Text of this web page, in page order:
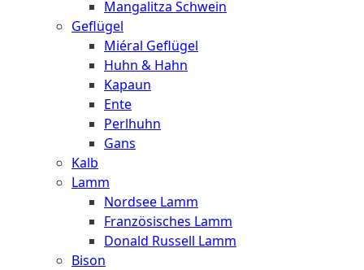
Mangalitza Schwein
Geflügel
Miéral Geflügel
Huhn & Hahn
Kapaun
Ente
Perlhuhn
Gans
Kalb
Lamm
Nordsee Lamm
Französisches Lamm
Donald Russell Lamm
Bison